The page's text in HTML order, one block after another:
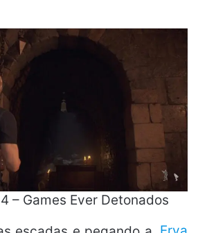
– Games Ever Detonados